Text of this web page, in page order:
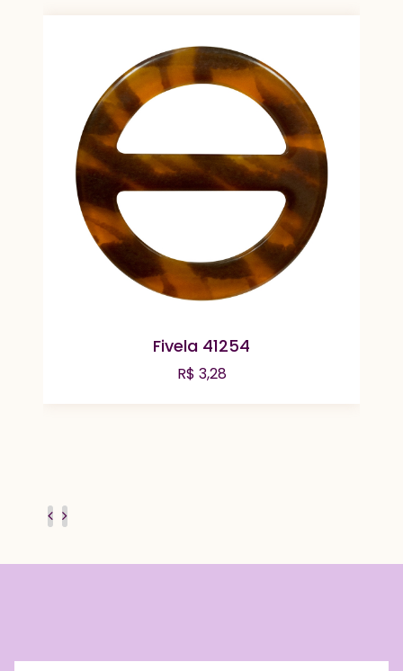
Fivela 41254
R$ 3,28